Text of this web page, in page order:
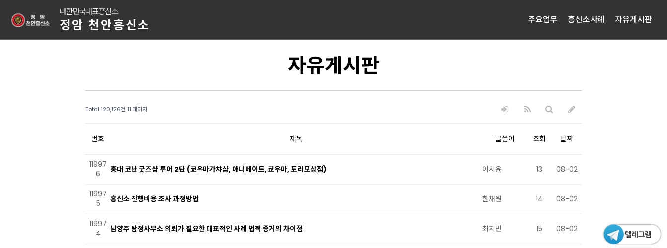
대한민국대표흥신소
정암 천안흥신소 주요업무 흥신소사례 자유게시판
자유게시판
Total 120,126건 11 페이지
번호 제목 글쓴이 조회 날짜
11997
6
홍대 코난 굿즈샵 투어 2탄 (쿄우마가챠샵, 애니메이트, 쿄우마, 토리모상점) 이시윤 13 08-02
11997
5
흥신소 진행비용 조사 과정방법 한채원 14 08-02
11997
4
남양주 탐정사무소 의뢰가 필요한 대표적인 사례 법적 증거의 차이점 최지민 15 08-02